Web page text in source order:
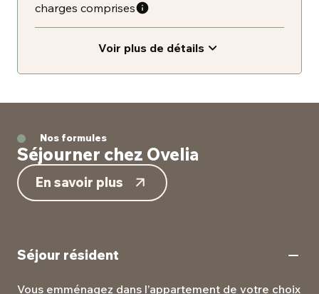
charges comprises
Voir plus de détails
Nos formules
Séjourner chez Ovelia
En savoir plus
Séjour résident
Vous emménagez dans l’appartement de votre choix